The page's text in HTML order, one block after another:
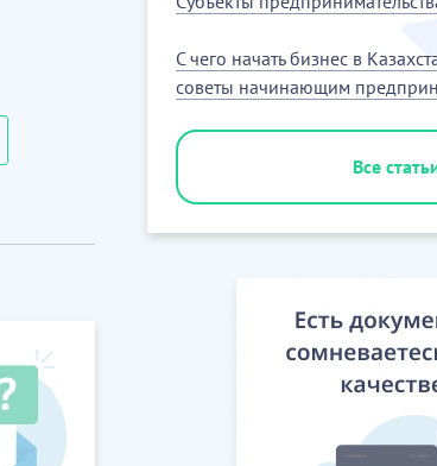
С чего начать бизнес в
советы начинающим
Все